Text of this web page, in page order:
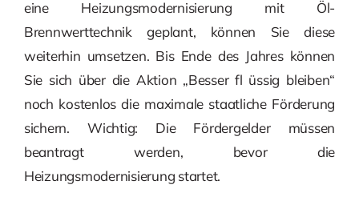
eine Heizungsmodernisierung mit Öl-
Brennwerttechnik geplant, können Sie diese
weiterhin umsetzen. Bis Ende des Jahres können
Sie sich über die Aktion „Besser fl üssig bleiben“
noch kostenlos die maximale staatliche Förderung
sichern. Wichtig: Die Fördergelder müssen
beantragt werden, bevor die
Heizungsmodernisierung startet.